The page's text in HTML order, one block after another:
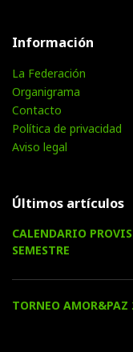
Información
La Federación
Organigrama
Contacto
Política de privacidad
Aviso legal
Últimos artículos
CALENDARIO
SEMESTRE
TORNEO AMOR&PAZ